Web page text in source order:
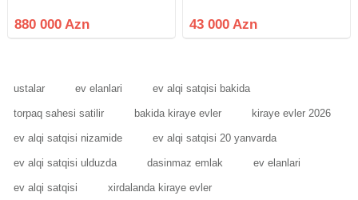
satışa çıxarılıb. Torpaq 124
nömrəli məktəbin tam üzbəüzündə
880 000 Azn 43 000 Azn
ustalar ev elanlari ev alqi satqisi bakida
torpaq sahesi satilir bakida kiraye evler kiraye evler 2026
ev alqi satqisi nizamide ev alqi satqisi 20 yanvarda
ev alqi satqisi ulduzda dasinmaz emlak ev elanlari
ev alqi satqisi xirdalanda kiraye evler